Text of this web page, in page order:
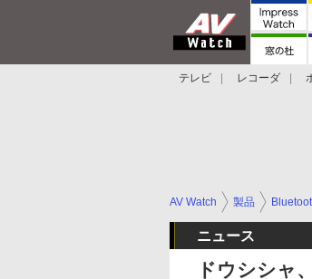
テレビ レコーダ
AV Watch 製品
ニュース
ドウシシャ